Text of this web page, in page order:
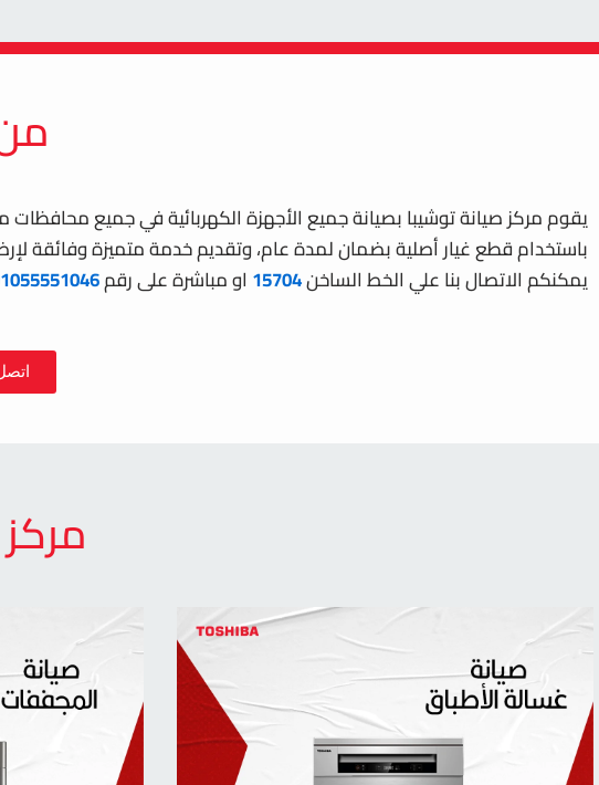
يقوم مركز صيانة توشيبا بصيانة جميع الأجهزة الكهربائية في جميع
باستخدام قطع غيار أصلية بضمان لمدة عام، وتقديم خدمة متميزة وفائقة
يمكنكم الاتصال بنا علي الخط الساخن15704 او مباشرة على رقم
اتصل